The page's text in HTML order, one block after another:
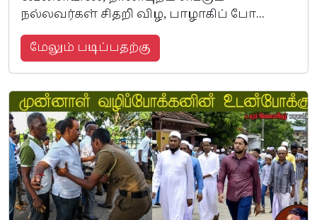
நல்லவர்கள் சிதறி விழ, பாழாகிப் போ...
மேலும் படிப்பதற்கு